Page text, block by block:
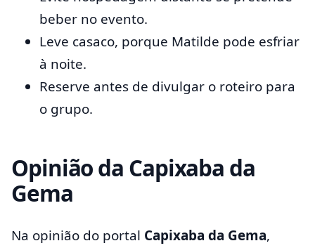
beber no evento.
Leve casaco, porque Matilde pode esfriar
à noite.
Reserve antes de divulgar o roteiro para
o grupo.
Opinião da Capixaba da
Gema
Na opinião do portal Capixaba da Gema,